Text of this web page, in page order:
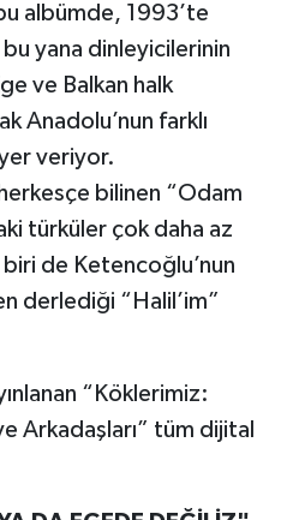
albümde, 1993’te
bu yana dinleyicilerinin
ve Balkan halk
Anadolu’nun farklı
veriyor.
bilinen “Odam
türküler çok daha az
de Ketencoğlu’nun
derlediği “Halil’im”
“Köklerimiz:
Arkadaşları” tüm dijital